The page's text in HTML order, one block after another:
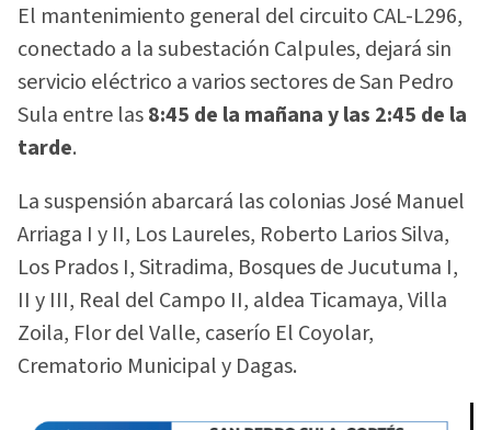
El mantenimiento general del circuito CAL-L296,
conectado a la subestación Calpules, dejará sin
servicio eléctrico a varios sectores de San Pedro
Sula entre las8:45 de la mañana y las 2:45 de la
tarde.
La suspensión abarcará las colonias José Manuel
Arriaga I y II, Los Laureles, Roberto Larios Silva,
Los Prados I, Sitradima, Bosques de Jucutuma I,
II y III, Real del Campo II, aldea Ticamaya, Villa
Zoila, Flor del Valle, caserío El Coyolar,
Crematorio Municipal y Dagas.